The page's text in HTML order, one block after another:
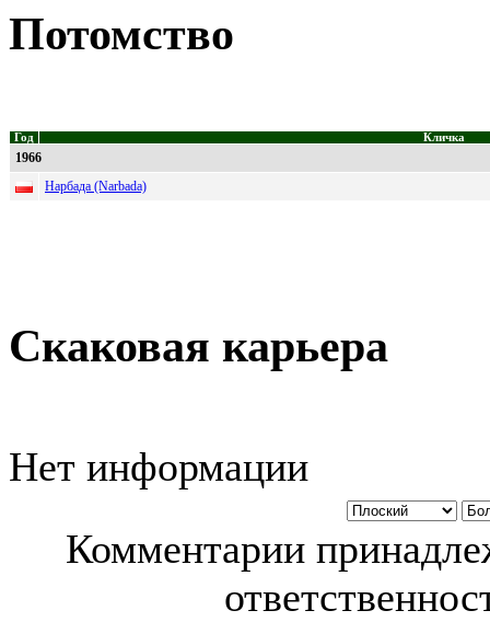
Потомство
Год Кличка
1966
Нарбада (Narbada)
Скаковая карьера
Нет информации
Комментарии